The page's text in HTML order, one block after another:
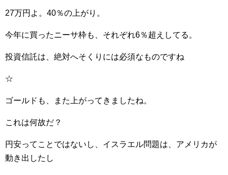
27万円よ。40％の上がり。
今年に買ったニーサ枠も、それぞれ6％超えしてる。
投資信託は、絶対へそくりには必須なものですね
☆
ゴールドも、また上がってきましたね。
これは何故だ？
円安ってことではないし、イスラエル問題は、アメリカが
動き出したし